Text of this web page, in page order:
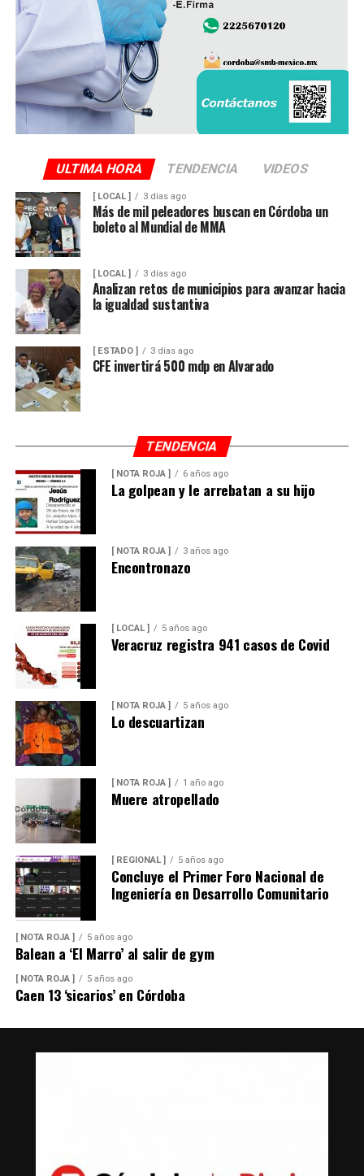
ULTIMA HORA TENDENCIA VIDEOS
[ LOCAL ] 3 días ago
Más de mil peleadores buscan en Córdoba un
boleto al Mundial de MMA
[ LOCAL ] 3 días ago
Analizan retos de municipios para avanzar hacia
la igualdad sustantiva
[ ESTADO ] 3 días ago
CFE invertirá 500 mdp en Alvarado
TENDENCIA
[ NOTA ROJA ] 6 años ago
La golpean y le arrebatan a su hijo
[ NOTA ROJA ] 3 años ago
Encontronazo
[ LOCAL ] 5 años ago
Veracruz registra 941 casos de Covid
[ NOTA ROJA ] 5 años ago
Lo descuartizan
[ NOTA ROJA ] 1 año ago
Muere atropellado
[ REGIONAL ] 5 años ago
Concluye el Primer Foro Nacional de
Ingeniería en Desarrollo Comunitario
[ NOTA ROJA ] 5 años ago
Balean a ‘El Marro’ al salir de gym
[ NOTA ROJA ] 5 años ago
Caen 13 ‘sicarios’ en Córdoba